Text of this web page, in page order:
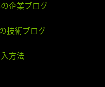
企業ブログ
技術ブログ
方法